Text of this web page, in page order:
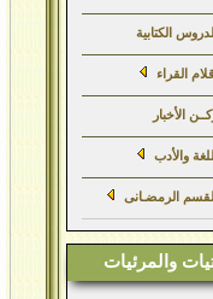
الكتابية
القراء
الأخبار
والأدب
الرمضـانى
والمرئيات